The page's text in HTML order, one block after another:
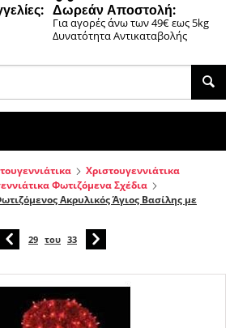
Δωρεάν Αποστολή:
Για αγορές άνω των 49€ εως 5kg
Δυνατότητα Αντικαταβολής
Χριστουγεννιάτικα
Φωτιζόμενα Σχέδια
Ακρυλικός Άγιος Βασίλης με
29 του 33